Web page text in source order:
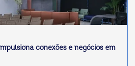
conexões e negócios em